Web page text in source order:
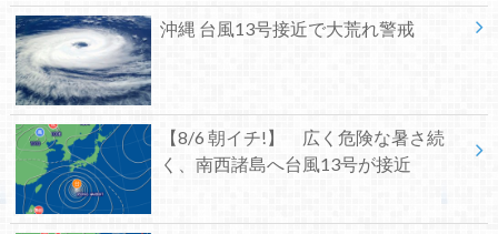
沖縄 台風13号接近で大荒れ警戒
【8/6 朝イチ!】 広く危険な暑さ続
く、南西諸島へ台風13号が接近